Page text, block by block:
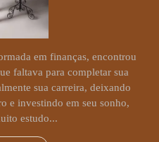
em finanças, encontrou
faltava para completar sua
sua carreira, deixando
e investindo em seu sonho,
estudo...